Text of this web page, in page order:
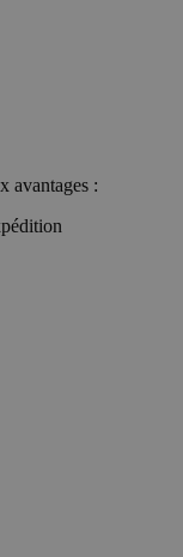
avantages :